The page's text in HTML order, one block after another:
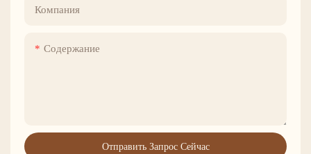
Компания
Содержание
Отправить Запрос Сейчас